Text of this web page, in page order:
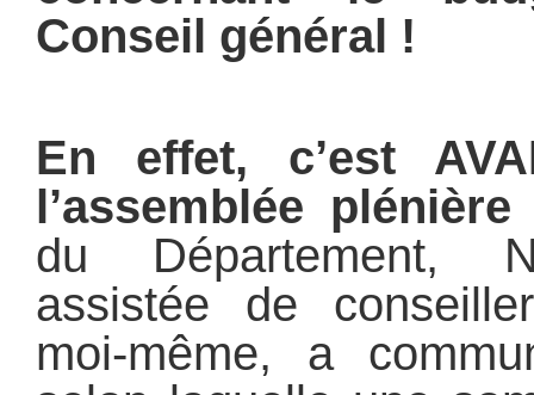
Conseil général !
En effet, c’est
l’assemblée
du Département,
assistée de
moi-même, a